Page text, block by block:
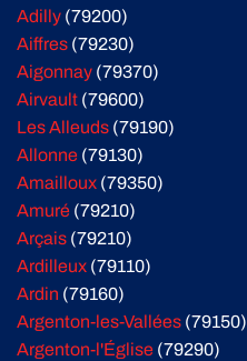
Adilly (79200)
Aiffres (79230)
Aigonnay (79370)
Airvault (79600)
Les Alleuds (79190)
Allonne (79130)
Amailloux (79350)
Amuré (79210)
Arçais (79210)
Ardilleux (79110)
Ardin (79160)
Argenton-les-Vallées (79150)
Argenton-l'Église (79290)